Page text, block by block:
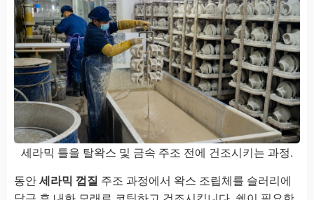
세라믹 틀을 탈왁스 및 금속 주조 전에 건조시키는 과정.
동안세라믹 껍질 주조 과정에서 왁스 조립체를 슬러리에